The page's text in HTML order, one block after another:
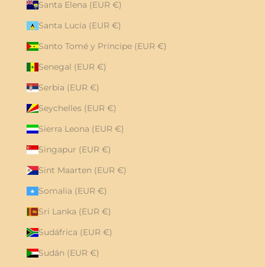
Santa Elena (EUR €)
Santa Lucía (EUR €)
Santo Tomé y Príncipe (EUR €)
Senegal (EUR €)
Serbia (EUR €)
Seychelles (EUR €)
Sierra Leona (EUR €)
Singapur (EUR €)
Sint Maarten (EUR €)
Somalia (EUR €)
Sri Lanka (EUR €)
Sudáfrica (EUR €)
Sudán (EUR €)